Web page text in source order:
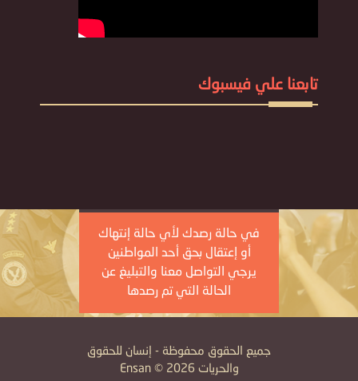
تابعنا علي فيسبوك
في حالة رصدك لأي حالة إنتهاك
أو إعتقال بحق أحد المواطنين
يرجي التواصل معنا والتبليغ عن
الحالة التي تم رصدها
جميع الحقوق محفوظة - إنسان للحقوق
والحريات Ensan © 2026